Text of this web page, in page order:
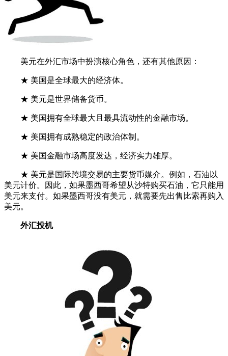
美元在外汇市场中扮演核心角色，还有其他原因：
★ 美国是全球最大的经济体。
★ 美元是世界储备货币。
★ 美国拥有全球最大且最具流动性的金融市场。
★ 美国拥有成熟稳定的政治体制。
★ 美国金融市场高度发达，经济实力雄厚。
★ 美元是国际跨境交易的主要货币媒介。例如，石油以
美元计价。因此，如果墨西哥希望从沙特购买石油，它只能用
美元来支付。如果墨西哥没有美元，就需要先出售比索再购入
美元。
外汇投机